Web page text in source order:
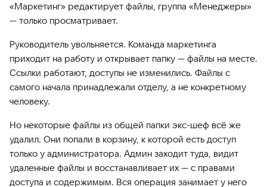
«Маркетинг» редактирует файлы, группа «Менеджеры»
— только просматривает.
Руководитель увольняется. Команда маркетинга
приходит на работу и открывает папку — файлы на месте.
Ссылки работают, доступы не изменились. Файлы с
самого начала принадлежали отделу, а не конкретному
человеку.
Но некоторые файлы из общей папки экс-шеф всё же
удалил. Они попали в корзину, к которой есть доступ
только у администратора. Админ заходит туда, видит
удаленные файлы и восстанавливает их — с правами
доступа и содержимым. Вся операция занимает у него